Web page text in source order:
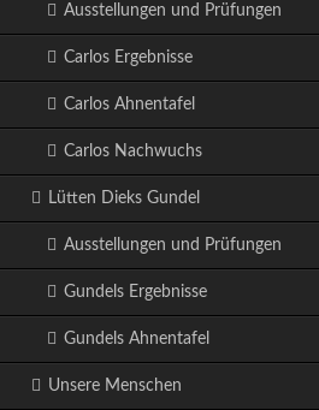
Ausstellungen und Prüfungen
Carlos Ergebnisse
Carlos Ahnentafel
Carlos Nachwuchs
Lütten Dieks Gundel
Ausstellungen und Prüfungen
Gundels Ergebnisse
Gundels Ahnentafel
Unsere Menschen